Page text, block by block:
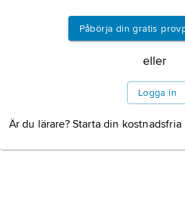
Påbörja din gratis
eller
Logga in
Är du lärare? Starta din